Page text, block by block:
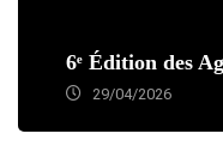
6ᵉ Édition des
29/04/2026